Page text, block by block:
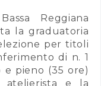
Reggiana
la graduatoria
per titoli
di n. 1
pieno (35 ore)
atelierista e la